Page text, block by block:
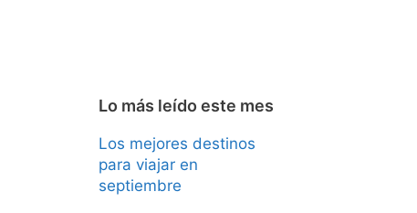
Lo más leído este mes
Los mejores destinos
para viajar en
septiembre